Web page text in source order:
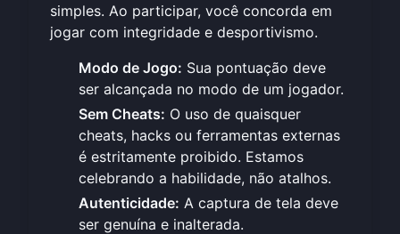
simples. Ao participar, você concorda em
jogar com integridade e desportivismo.
Modo de Jogo: Sua pontuação deve
ser alcançada no modo de um jogador.
Sem Cheats: O uso de quaisquer
cheats, hacks ou ferramentas externas
é estritamente proibido. Estamos
celebrando a habilidade, não atalhos.
Autenticidade: A captura de tela deve
ser genuína e inalterada.